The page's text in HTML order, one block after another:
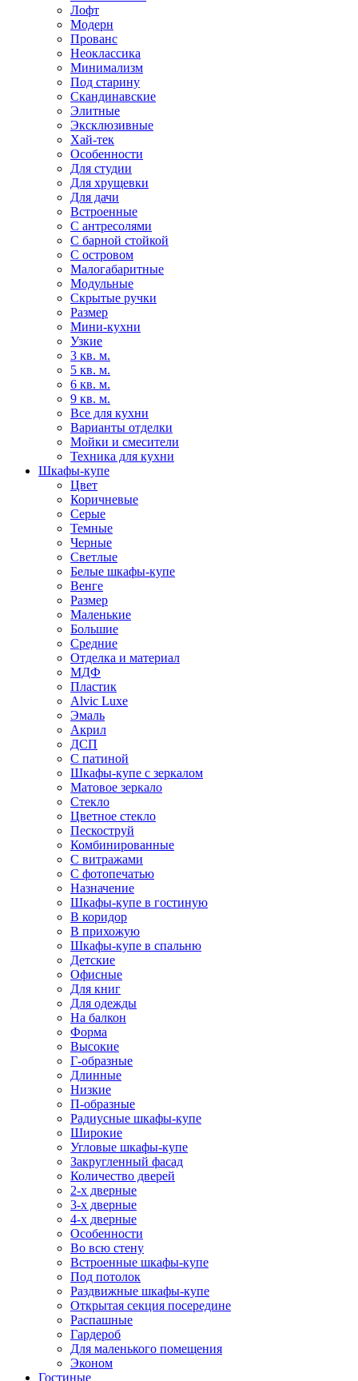
Лофт
Модерн
Прованс
Неоклассика
Минимализм
Под старину
Скандинавские
Элитные
Эксклюзивные
Хай-тек
Особенности
Для студии
Для хрущевки
Для дачи
Встроенные
С антресолями
С барной стойкой
С островом
Малогабаритные
Модульные
Скрытые ручки
Размер
Мини-кухни
Узкие
3 кв. м.
5 кв. м.
6 кв. м.
9 кв. м.
Все для кухни
Варианты отделки
Мойки и смесители
Техника для кухни
Шкафы-купе
Цвет
Коричневые
Серые
Темные
Черные
Светлые
Белые шкафы-купе
Венге
Размер
Маленькие
Большие
Средние
Отделка и материал
МДФ
Пластик
Alvic Luxe
Эмаль
Акрил
ДСП
С патиной
Шкафы-купе с зеркалом
Матовое зеркало
Стекло
Цветное стекло
Пескоструй
Комбинированные
С витражами
С фотопечатью
Назначение
Шкафы-купе в гостиную
В коридор
В прихожую
Шкафы-купе в спальню
Детские
Офисные
Для книг
Для одежды
На балкон
Форма
Высокие
Г-образные
Длинные
Низкие
П-образные
Радиусные шкафы-купе
Широкие
Угловые шкафы-купе
Закругленный фасад
Количество дверей
2-х дверные
3-х дверные
4-х дверные
Особенности
Во всю стену
Встроенные шкафы-купе
Под потолок
Раздвижные шкафы-купе
Открытая секция посередине
Распашные
Гардероб
Для маленького помещения
Эконом
Гостиные